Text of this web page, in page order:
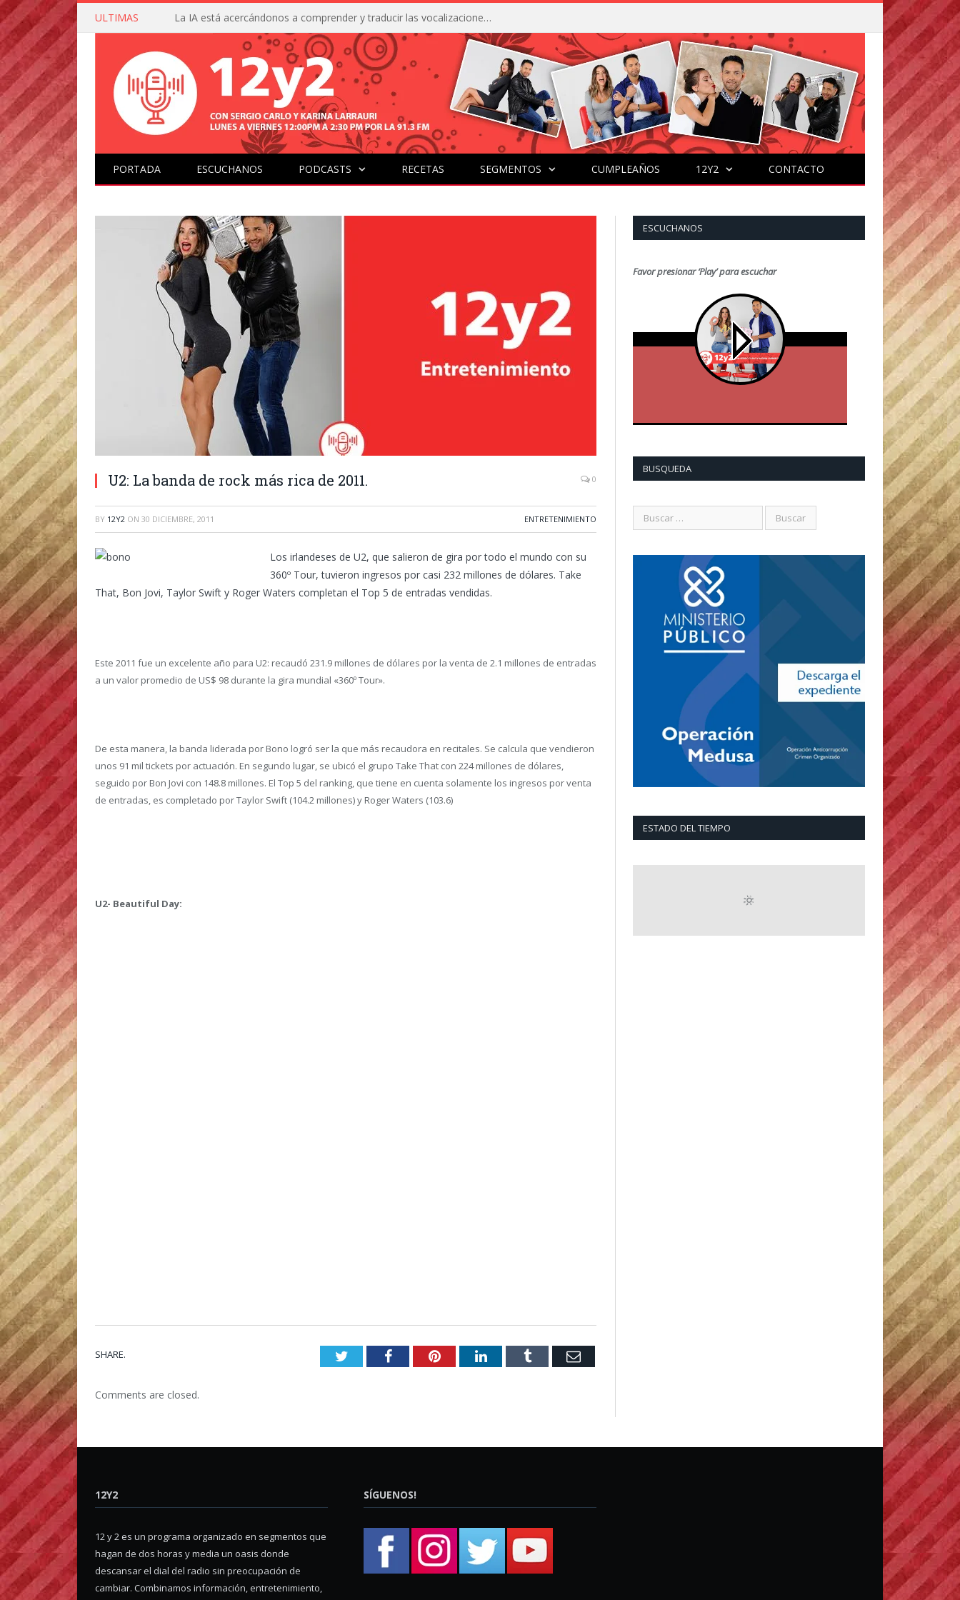
ULTIMAS La IA está acercándonos a comprender y traducir las vocalizaciones y comportamientos de nuestras mascotas
PORTADA ESCUCHANOS PODCASTS RECETAS SEGMENTOS CUMPLEAÑOS 12Y2 CONTACTO
U2: La banda de rock más rica de 2011. 0
BY 12Y2 ON 30 DICIEMBRE, 2011 ENTRETENIMIENTO
Los irlandeses de U2, que salieron de gira por todo el mundo con su
360º Tour, tuvieron ingresos por casi 232 millones de dólares. Take
That, Bon Jovi, Taylor Swift y Roger Waters completan el Top 5 de entradas vendidas.
Este 2011 fue un excelente año para U2: recaudó 231.9 millones de dólares por la venta de 2.1 millones de entradas
a un valor promedio de US$ 98 durante la gira mundial «360º Tour».
De esta manera, la banda liderada por Bono logró ser la que más recaudora en recitales. Se calcula que vendieron
unos 91 mil tickets por actuación. En segundo lugar, se ubicó el grupo Take That con 224 millones de dólares,
seguido por Bon Jovi con 148.8 millones. El Top 5 del ranking, que tiene en cuenta solamente los ingresos por venta
de entradas, es completado por Taylor Swift (104.2 millones) y Roger Waters (103.6)
U2- Beautiful Day:
SHARE. TwitterFacebookPinterestLinkedInTumblr Email
Comments are closed.
ESCUCHANOS
Favor presionar ‘Play’ para escuchar
BUSQUEDA
ESTADO DEL TIEMPO
12Y2
12 y 2 es un programa organizado en segmentos que
hagan de dos horas y media un oasis donde
descansar el dial del radio sin preocupación de
cambiar. Combinamos información, entretenimiento,
SÍGUENOS!